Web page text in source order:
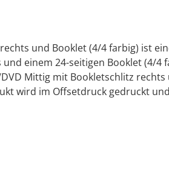
und Booklet (4/4 farbig) ist
einem 24-seitigen Booklet (4/
Mittig mit Bookletschlitz
wird im Offsetdruck gedruckt